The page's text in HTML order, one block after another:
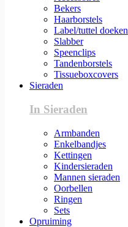
Bekers
Haarborstels
Label/tuttel doeken
Slabber
Speenclips
Tandenborstels
Tissueboxcovers
Sieraden
In Sieraden
Armbanden
Enkelbandjes
Kettingen
Kindersieraden
Mannen sieraden
Oorbellen
Ringen
Sets
Opruiming